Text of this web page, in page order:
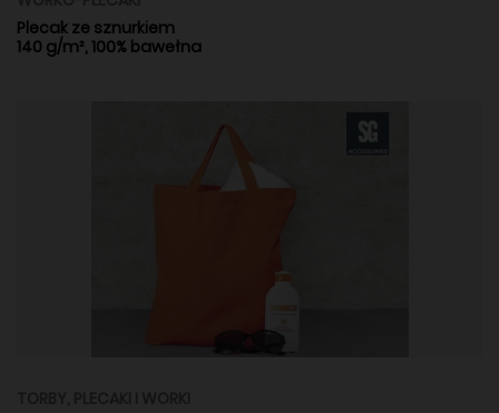
Plecak ze sznurkiem
140 g/m², 100% bawełna